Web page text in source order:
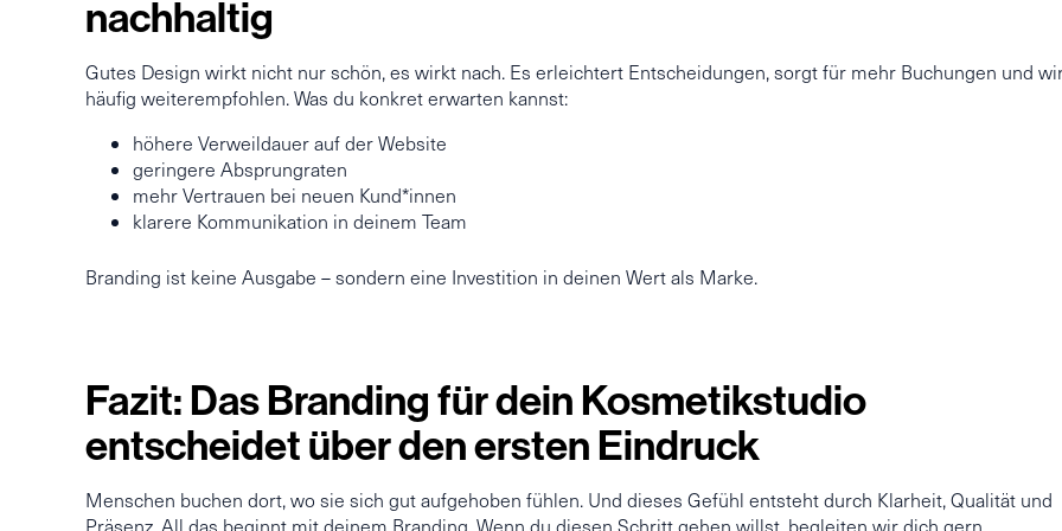
nachhaltig
Gutes Design wirkt nicht nur schön, es wirkt nach. Es erleichtert Entscheidungen, sorgt für mehr Buchungen und
häufig weiterempfohlen. Was du konkret erwarten kannst:
höhere Verweildauer auf der Website
geringere Absprungraten
mehr Vertrauen bei neuen Kund*innen
klarere Kommunikation in deinem Team
Branding ist keine Ausgabe – sondern eine Investition in deinen Wert als Marke.
Fazit: Das Branding für dein Kosmetikstudio
entscheidet über den ersten Eindruck
Menschen buchen dort, wo sie sich gut aufgehoben fühlen. Und dieses Gefühl entsteht durch Klarheit, Qualität und
Präsenz. All das beginnt mit deinem Branding. Wenn du diesen Schritt gehen willst, begleiten wir dich gern.